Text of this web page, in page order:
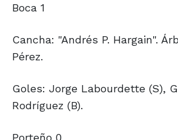
Boca 1
Cancha: "Andrés P. Hargain".
Pérez.
Goles: Jorge Labourdette (S),
Rodríguez (B).
Porteño 0